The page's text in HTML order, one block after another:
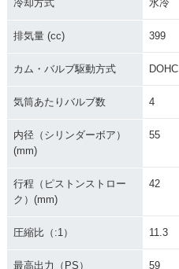
冷却方式 水冷
排気量 (cc) 399
カム・バルブ駆動方式 DOHC
気筒あたりバルブ数 4
内径（シリンダーボア）
(mm)
55
行程（ピストンストロー
ク）(mm)
42
圧縮比（:1） 11.3
最高出力（PS） 59